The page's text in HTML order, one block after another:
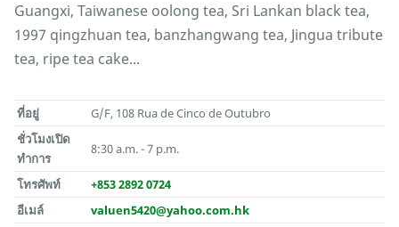
Guangxi, Taiwanese oolong tea, Sri Lankan black tea,
1997 qingzhuan tea, banzhangwang tea, Jingua tribute
tea, ripe tea cake...
ที่อยู่
G/F, 108 Rua de Cinco de Outubro
ชั่วโมงเปิด
ทำการ
8:30 a.m. - 7 p.m.
โทรศัพท์
+853 2892 0724
อีเมล์
valuen5420@yahoo.com.hk